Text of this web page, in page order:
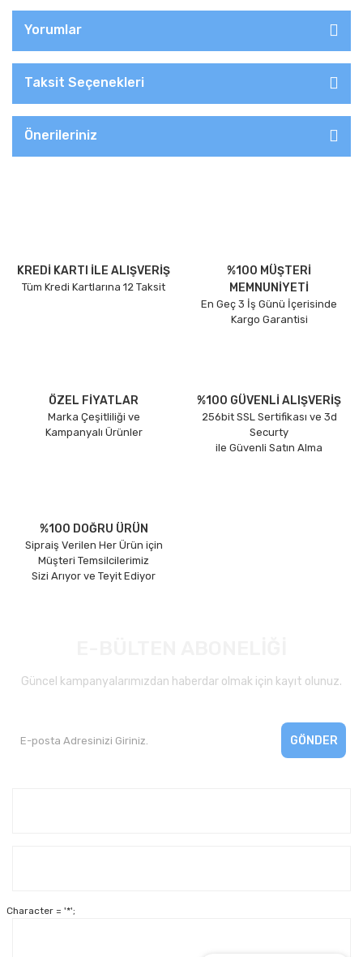
Yorumlar
Taksit Seçenekleri
Önerileriniz
KREDİ KARTI İLE ALIŞVERİŞ
Tüm Kredi Kartlarına 12 Taksit
%100 MÜŞTERİ
MEMNUNİYETİ
En Geç 3 İş Günü İçerisinde
Kargo Garantisi
ÖZEL FİYATLAR
Marka Çeşitliliği ve
Kampanyalı Ürünler
%100 GÜVENLİ ALIŞVERİŞ
256bit SSL Sertifikası ve 3d
Securty
ile Güvenli Satın Alma
%100 DOĞRU ÜRÜN
Sipraiş Verilen Her Ürün için
Müşteri Temsilcilerimiz
Sizi Arıyor ve Teyit Ediyor
Güncel kampanyalarımızdan haberdar olmak için kayıt olunuz.
GÖNDER
Character = '*';